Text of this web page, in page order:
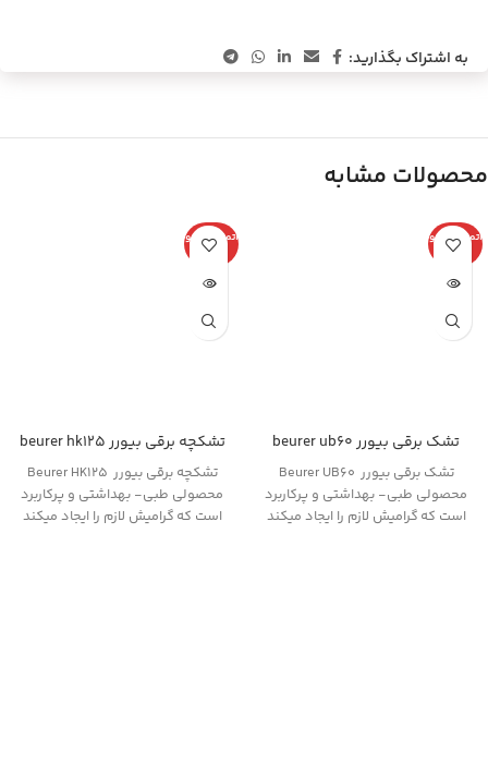
به اشتراک بگذارید:
محصولات مشابه
اتمام موجو
دی
تشک برقی بیورر beurer ub60
تشک برقی بیورر Beurer UB60
محصولی طبی- بهداشتی و پرکاربرد
است که گرامیش لازم را ایجاد میکند
اتمام موجو
دی
تشکچه برقی بیورر beurer hk125
تشکچه برقی بیورر Beurer HK125
محصولی طبی- بهداشتی و پرکاربرد
است که گرامیش لازم را ایجاد میکند